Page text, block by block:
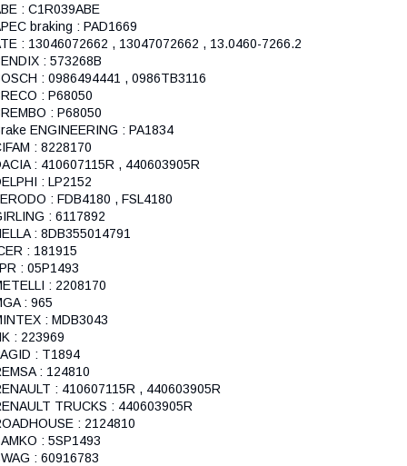
: C1R039ABE
braking : PAD1669
: 13046072662 , 13047072662 , 13.0460-7266.2
: 573268B
: 0986494441 , 0986TB3116
: P68050
: P68050
ENGINEERING : PA1834
: 8228170
: 410607115R , 440603905R
: LP2152
: FDB4180 , FSL4180
: 6117892
: 8DB355014791
: 181915
: 05P1493
: 2208170
: 965
: MDB3043
: 223969
: T1894
: 124810
: 410607115R , 440603905R
TRUCKS : 440603905R
: 2124810
: 5SP1493
: 60916783